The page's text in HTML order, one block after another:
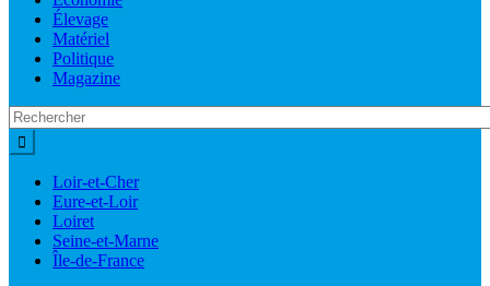
Élevage
Matériel
Politique
Magazine
Loir-et-Cher
Eure-et-Loir
Loiret
Seine-et-Marne
Île-de-France